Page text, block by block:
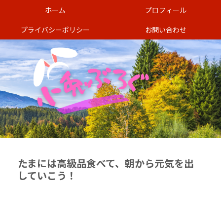
ホーム
プロフィール
プライバシーポリシー
お問い合わせ
たまには高級品食べて、朝から元気を出
していこう！